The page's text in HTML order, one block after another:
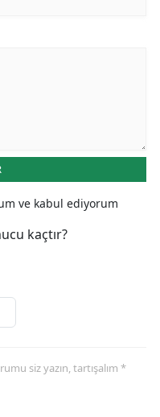
ve kabul ediyorum
kaçtır?
siz yazın, tartışalım *